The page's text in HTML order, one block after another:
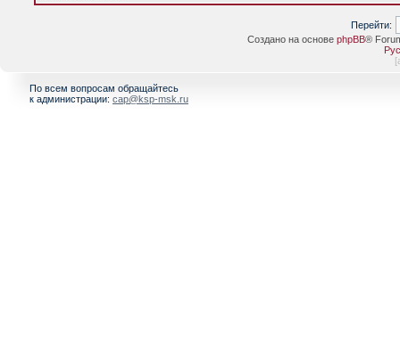
Перейти:
Создано на основе phpBB®
[
По всем вопросам обращайтесь
к администрации: cap@ksp-msk.ru